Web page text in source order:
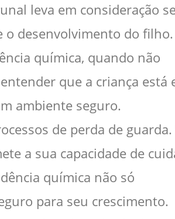
leva em consideração
o desenvolvimento do filho.
química, quando não
que a criança está
ambiente seguro.
de perda de guarda.
a sua capacidade de
química não só
para seu crescimento.